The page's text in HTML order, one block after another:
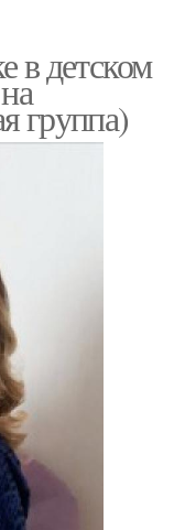
в детском
группа)